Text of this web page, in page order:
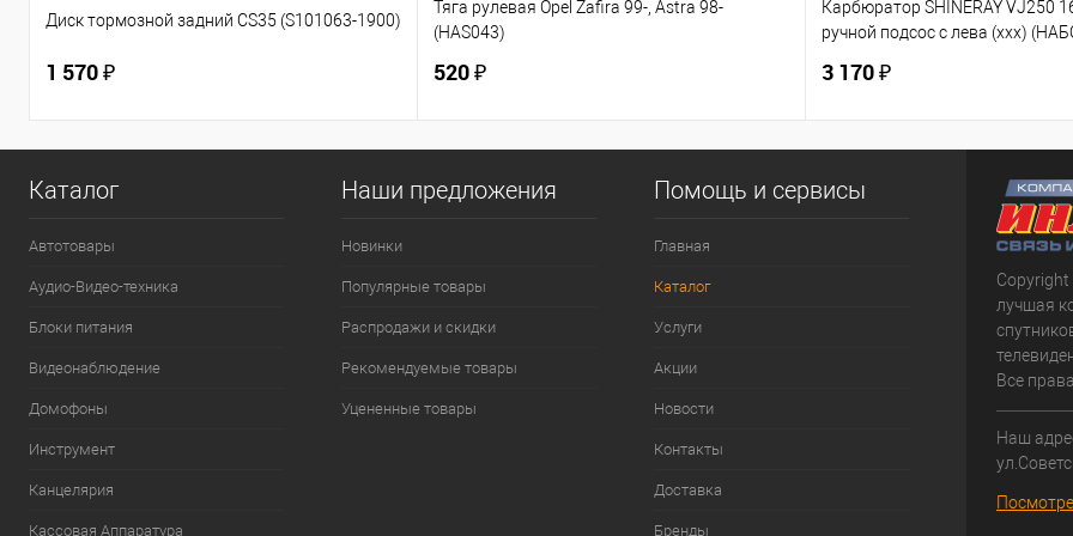
Диск тормозной задний CS35 (S101063-1900)
1 570 ₽
Тяга рулевая Opel Zafira 99-, Astra 98-
(HAS043)
520 ₽
Карбюратор SHINERAY VJ250
ручной подсос с лева (ххх)
3 170 ₽
Каталог
Автотовары
Аудио-Видео-техника
Блоки питания
Видеонаблюдение
Домофоны
Инструмент
Канцелярия
Кассовая Аппаратура
Наши предложения
Новинки
Популярные товары
Распродажи и скидки
Рекомендуемые товары
Уцененные товары
Помощь и сервисы
Главная
Каталог
Услуги
Акции
Новости
Контакты
Доставка
Бренды
лучшая
Все
Наш